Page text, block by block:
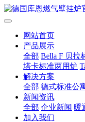
网站首页
产品展示
全部 Bella F 贝拉
塔卡标准两用炉
解决方案
全部 德式标准公
新闻资讯
全部 企业新闻 暖
加入我们